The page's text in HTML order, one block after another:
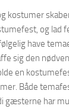
kostumer
og lad
have
sig den
en
Både
gæsterne har